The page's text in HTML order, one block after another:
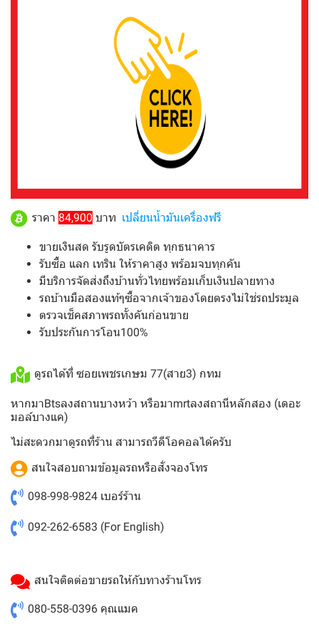
ราคา 84,900 บาท เปลี่ยนน้ำมันเครื่องฟรี
ขายเงินสด รับรูดบัตรเคดิต ทุกธนาคาร
รับซื้อ แลก เทริน ให้ราคาสูง พร้อมจบทุกคัน
มีบริการจัดส่งถึงบ้านทั่วไทยพร้อมเก็บเงินปลายทาง
รถบ้านมือสองแท้ๆซื้อจากเจ้าของโดยตรงไม่ใช่รถประมูล
ตรวจเช็คสภาพรถทั้งคันก่อนขาย
รับประกันการโอน100%
ดูรถได้ที่ ซอยเพชรเกษม 77(สาย3) กทม
หากมาBtsลงสถานบางหว้า หรือมาmrtลงสถานีหลักสอง (เดอะ
มอล์บางแค)
ไม่สะดวกมาดูรถที่ร้าน สามารถวีดีโอคอลได้ครับ
สนใจสอบถามข้อมูลรถหรือสั่งจองโทร
098-998-9824 เบอร์ร้าน
092-262-6583 (For English)
สนใจติดต่อขายรถให้กับทางร้านโทร
080-558-0396 คุณแมค